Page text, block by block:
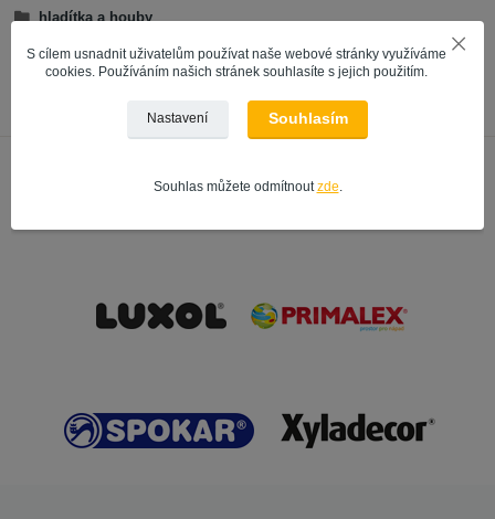
hladítka a houby
Schuller
S cílem usnadnit uživatelům používat naše webové stránky využíváme
cookies. Používáním našich stránek souhlasíte s jejich použitím.
Nastavení Souhlasím
Souhlas můžete odmítnoutzde.